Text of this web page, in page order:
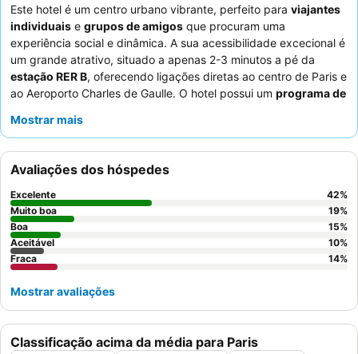
Este hotel é um centro urbano vibrante, perfeito para viajantes
individuais e grupos de amigos que procuram uma
experiência social e dinâmica. A sua acessibilidade excecional é
um grande atrativo, situado a apenas 2-3 minutos a pé da
estação RER B, oferecendo ligações diretas ao centro de Paris e
ao Aeroporto Charles de Gaulle. O hotel possui um programa de
serve deliciosos hambúrgueres e massas, e um bar animado
consistentemente os
variado buffet de pequeno-almoço. Para uma estadia única,
considere os
, que oferecem uma mistura de
privacidade e espaço.
Mostrar mais
Classificação acima da média para Paris
Avaliações dos hóspedes
Excelente 42%
Muito boa
19%
Boa
15%
Aceitável
10%
Fraca
14%
Mostrar avaliações